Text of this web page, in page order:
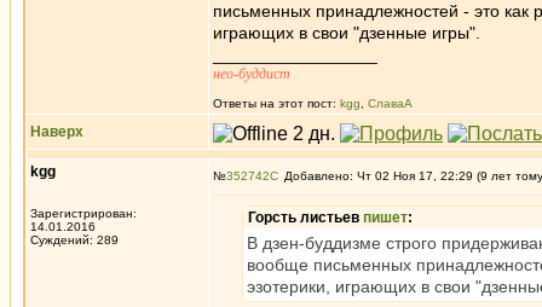
письменных принадлежностей - это
играющих в свои "дзенные игры".
нео-буддист
Ответы на этот пост: kgg СлаваА
Наверх
kgg
Зарегистрирован:
14.01.2016
Суждений: 289
№352742 Добавлено: Чт 02 Ноя 17, 22:29 (9 лет
Горсть листьев пишет:
В дзен-буддизме строго
вообще письменных
эзотерики, играющих в свои